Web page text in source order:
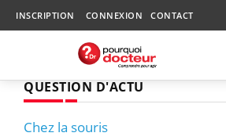
INSCRIPTION CONNEXION CONTACT
QUESTION D'ACTU
Chez la souris